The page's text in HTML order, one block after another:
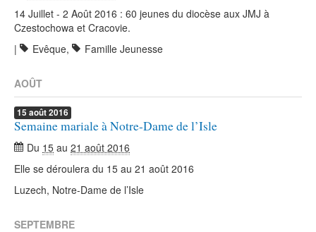
14 Juillet - 2 Août 2016 : 60 jeunes du diocèse aux JMJ à
Czestochowa et Cracovie.
|
Evêque, Famille Jeunesse
AOÛT
15 août2016
Semaine mariale à Notre-Dame de l’Isle
Du 15 au 21 août 2016
Elle se déroulera du 15 au 21 août 2016
Luzech, Notre-Dame de l’Isle
SEPTEMBRE